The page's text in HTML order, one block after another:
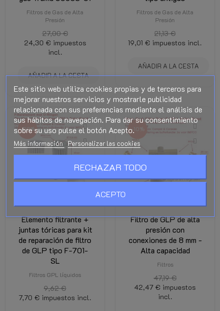
Filtros de Gas de Alta
Presión
27,00 €
24,30 € impuestos
incl.
AÑADIR A LA CESTA
Filtros de Gas de Alta
Presión
21,13 €
19,01 € impuestos incl.
AÑADIR A LA CESTA
-20%
Elemento filtrante +
juntas tóricas para kit
de reparación de filtro
de GLP tipo F-701-
SL
Filtros GPL líquidos
9,62 €
7,70 € impuestos incl.
-10%
Filtro de GLP de alta
presión con
conexiones de 8 mm -
Alta capacidad
Filtros
47,19 €
42,47 € impuestos
incl.
Este sitio web utiliza cookies propias y de terceros para
mejorar nuestros servicios y mostrarle publicidad
relacionada con sus preferencias mediante el análisis de
sus hábitos de navegación. Para dar su consentimiento
sobre su uso pulse el botón Acepto.
Más información Personalizar las cookies
RECHAZAR TODO
ACEPTO